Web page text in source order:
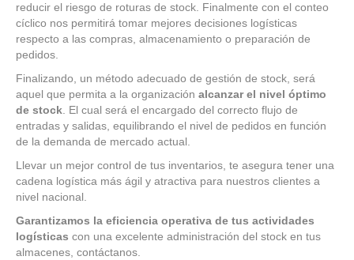
reducir el riesgo de roturas de stock. Finalmente con el conteo
cíclico nos permitirá tomar mejores decisiones logísticas
respecto a las compras, almacenamiento o preparación de
pedidos.
Finalizando, un método adecuado de gestión de stock, será
aquel que permita a la organización alcanzar el nivel óptimo
de stock . El cual será el encargado del correcto flujo de
entradas y salidas, equilibrando el nivel de pedidos en función
de la demanda de mercado actual.
Llevar un mejor control de tus inventarios, te asegura tener una
cadena logística más ágil y atractiva para nuestros clientes a
nivel nacional.
Garantizamos la eficiencia operativa de tus actividades
logísticas con una excelente administración del stock en tus
almacenes, contáctanos.